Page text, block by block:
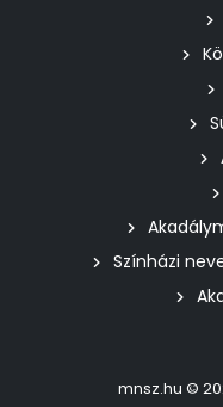
Színházi
mnsz.hu ©